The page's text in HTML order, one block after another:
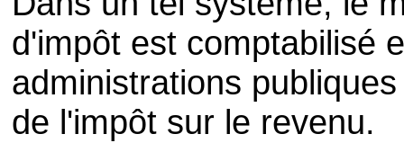
d'impôt est comptabilisé
administrations
de l'impôt sur le revenu.